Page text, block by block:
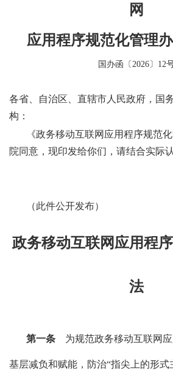
关于我们
网
应用程序规范化管理
国办函〔2026〕12
各省、自治区、直辖市人民政府，国
构：
《政务移动互联网应用程序规范
院同意，现印发给你们，请结合实际
（此件公开发布）
政务移动互联网应用程
法
第一条 为规范政务移动互联网
基层减负和赋能，防治“指尖上的形式